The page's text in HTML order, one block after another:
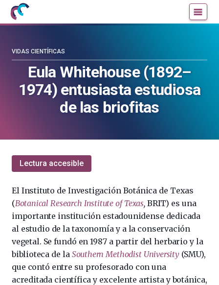
Mujeres
con
Cultura
blog
Cultura
Eula Whitehouse (1892–
1974) entusiasta estudiosa
de las briofitas
VIDAS CIENTÍFICAS
Lectura accesible
El Instituto de Investigación Botánica de Texas
(Botanical Research Institute of Texas,BRIT) es una
importante institución estadounidense dedicada
al estudio de la taxonomía y a la conservación
vegetal. Se fundó en 1987 a partir del herbario y la
biblioteca de la Southern Methodist University (SMU),
que contó entre su profesorado con una
acreditada científica y excelente artista y botánica,